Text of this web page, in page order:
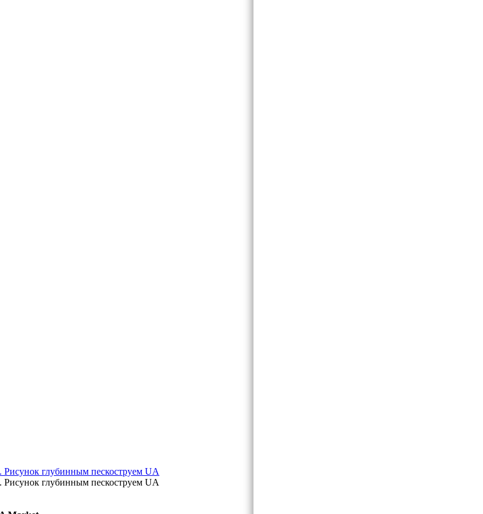
Рисунок глубинным пескоструем UA
Рисунок глубинным пескоструем UA